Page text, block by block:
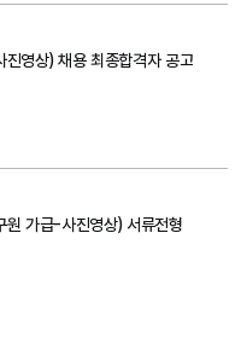
진영상) 채용 최종합격자 공고
원 가급-사진영상) 서류전형